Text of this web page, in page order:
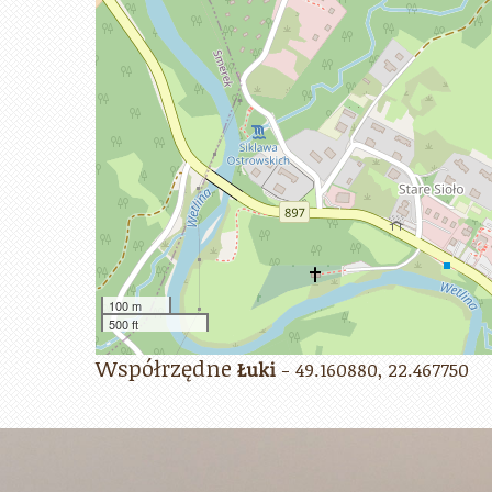
100 m
500 ft
Współrzędne Łuki - 49.160880, 22.467750